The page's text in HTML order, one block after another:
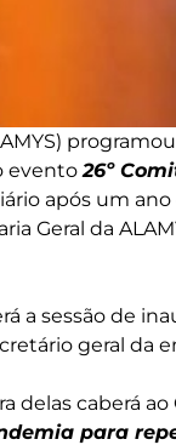
evento 26º
após um
Geral da
a sessão de
geral da
delas caberá
para